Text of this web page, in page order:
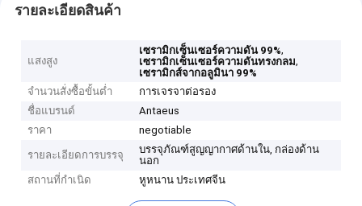
รายละเอียดสินค้า
แสงสูง
เซรามิกเซ็นเซอร์ความดัน 99%,
เซรามิกเซ็นเซอร์ความดันทรงกลม,
เซรามิกส์จากอลูมินา 99%
จำนวนสั่งซื้อขั้นต่ำ
การเจรจาต่อรอง
ชื่อแบรนด์
Antaeus
ราคา
negotiable
รายละเอียดการบรรจุ
บรรจุภัณฑ์สูญญากาศด้านใน, กล่องด้าน
นอก
สถานที่กำเนิด
หูหนาน ประเทศจีน